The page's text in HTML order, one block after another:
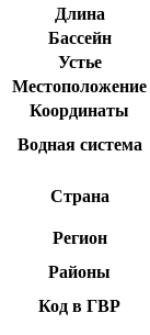
Длина
Бассейн
Устье
Местоположение
Координаты
Водная система
Страна
Регион
Районы
Код в ГВР